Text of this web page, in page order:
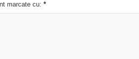
marcate cu: *